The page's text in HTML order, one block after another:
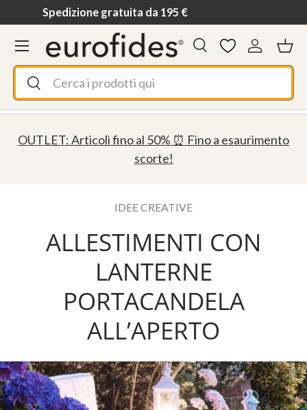
Passa ai contenuti
Spedizione gratuita da 195 €
Cerca
Cerca
Cerca Accedi
Menu
OUTLET: Articoli fino al 50% ⏰ Fino a esaurimento
scorte!
IDEE CREATIVE
ALLESTIMENTI CON
LANTERNE
PORTACANDELA
ALL’APERTO